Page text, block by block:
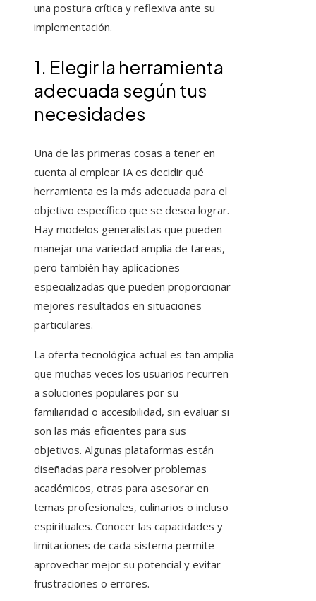
una postura crítica y reflexiva ante su
implementación.
1. Elegir la herramienta
adecuada según tus
necesidades
Una de las primeras cosas a tener en
cuenta al emplear IA es decidir qué
herramienta es la más adecuada para el
objetivo específico que se desea lograr.
Hay modelos generalistas que pueden
manejar una variedad amplia de tareas,
pero también hay aplicaciones
especializadas que pueden proporcionar
mejores resultados en situaciones
particulares.
La oferta tecnológica actual es tan amplia
que muchas veces los usuarios recurren
a soluciones populares por su
familiaridad o accesibilidad, sin evaluar si
son las más eficientes para sus
objetivos. Algunas plataformas están
diseñadas para resolver problemas
académicos, otras para asesorar en
temas profesionales, culinarios o incluso
espirituales. Conocer las capacidades y
limitaciones de cada sistema permite
aprovechar mejor su potencial y evitar
frustraciones o errores.